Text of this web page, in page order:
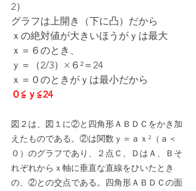
2）
グラフは上開き（下に凸）だから
ｘの絶対値が大きいほうがｙは最大
ｘ＝６のとき、
ｙ＝（2/3）×６²＝24
ｘ＝０のときがｙは最小だから
０≦ｙ≦24
図２は、図１に②と四角形ＡＢＤＣをかき加
えたものである。②は関数ｙ＝ａｘ²（ａ＜
０）のグラフであり、２点Ｃ、ＤはＡ、Ｂそ
れぞれからｘ軸に垂直な直線をひいたとき
の、②との交点である。四角形ＡＢＤＣの面